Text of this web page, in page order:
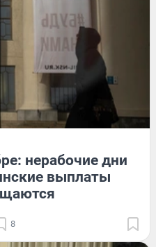
нерабочие дни
выплаты
8